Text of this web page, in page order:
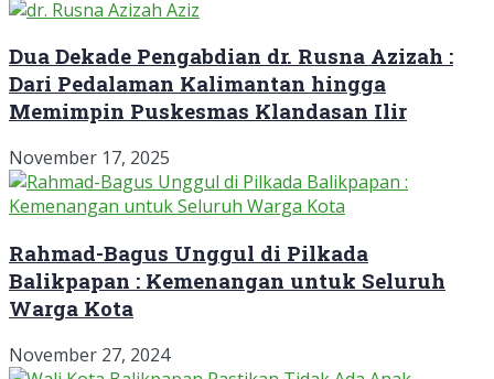
Dua Dekade Pengabdian dr. Rusna Azizah :
Dari Pedalaman Kalimantan hingga
Memimpin Puskesmas Klandasan Ilir
November 17, 2025
Rahmad-Bagus Unggul di Pilkada
Balikpapan : Kemenangan untuk Seluruh
Warga Kota
November 27, 2024